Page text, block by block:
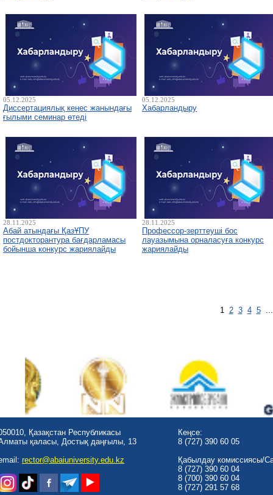
05.12.2025
Диссертациялық кеңес жанындағы
ғылыми семинар өтеді
05.12.2025
Хабарландыру
28.11.2025
Абай атындағы ҚазҰПУ
постдокторантура бағдарламасы
бойынша конкурс жариялайды
28.11.2025
Профессор-зерттеуші бос
лауазымына орналасуға конкурс
жариялайды
1 2 3 4 5
Қазақстан Республикасы
қаласы, Достық даңғылы, 13
rector@abaiuniversity.edu.kz
Кеңсе:
8 (727) 390 60 05
Қабылдау комиссиясы/
8 (727) 390 60 04
8 (700) 390 60 04
8 (727) 291 57 68